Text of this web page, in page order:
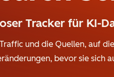
Tracker für KI-
und die Quellen, auf
bevor sie sich